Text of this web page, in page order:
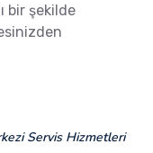
bir şekilde
Servis Hizmetleri